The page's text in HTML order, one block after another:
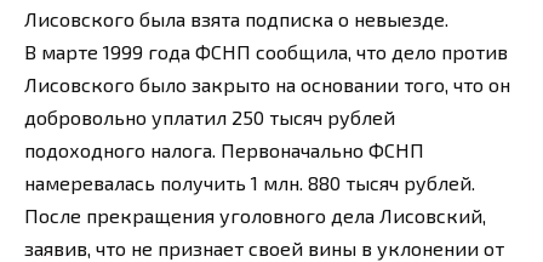
Лисовского была взята подписка о невыезде.
В марте 1999 года ФСНП сообщила, что дело против
Лисовского было закрыто на основании того, что он
добровольно уплатил 250 тысяч рублей
подоходного налога. Первоначально ФСНП
намеревалась получить 1 млн. 880 тысяч рублей.
После прекращения уголовного дела Лисовский,
заявив, что не признает своей вины в уклонении от